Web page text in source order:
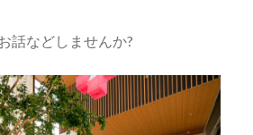
話などしませんか?